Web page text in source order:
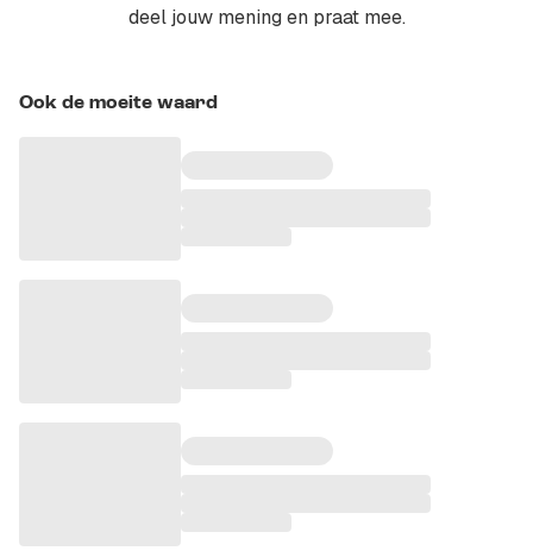
deel jouw mening en praat mee.
Ook de moeite waard